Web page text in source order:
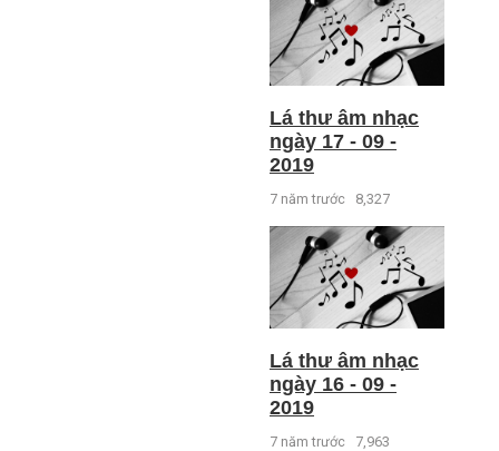
Lá thư âm nhạc
ngày 17 - 09 -
2019
7 năm trước 8,327
Lá thư âm nhạc
ngày 16 - 09 -
2019
7 năm trước 7,963